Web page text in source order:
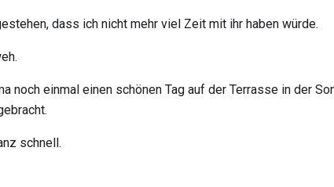
dass ich nicht mehr viel Zeit mit ihr haben würde.
noch einmal einen schönen Tag auf der Terrasse in der
schnell.